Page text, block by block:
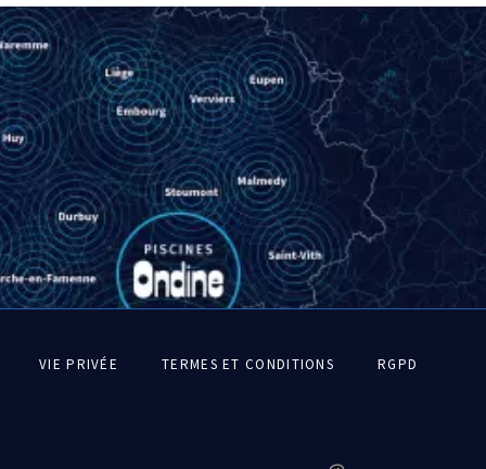
PiedVIE PRIVÉE TERMES ET CONDITIONS RGPD